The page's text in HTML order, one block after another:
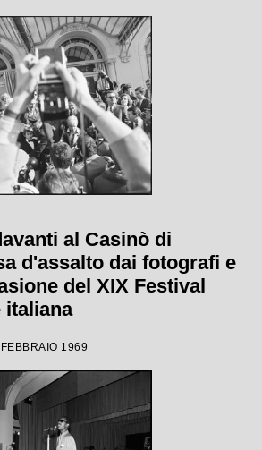
al Casinò di
d'assalto dai fotografi e
del XIX Festival
italiana
1969